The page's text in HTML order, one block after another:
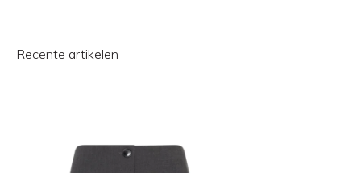
Recente artikelen